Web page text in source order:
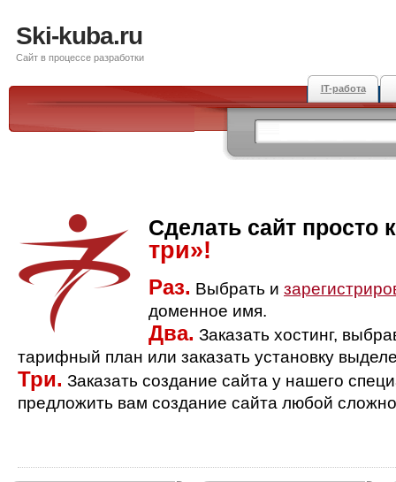
Ski-kuba.ru
Сайт в процессе разработки
IT-работа
Сделать сайт просто
три»!
Раз. Выбрать и
доменное имя.
Два. Заказать хостинг,
тарифный план или заказать установку
Три. Заказать создание сайта у нашего
предложить вам создание сайта любой